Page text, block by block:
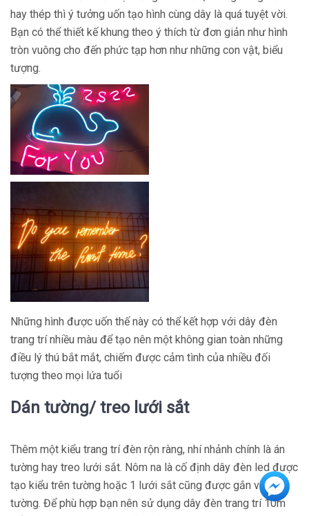
hay thép thì ý tưởng uốn tạo hình cùng dây là quá tuyệt vời.
Bạn có thể thiết kế khung theo ý thích từ đơn giản như hình
tròn vuông cho đến phức tạp hơn như những con vật, biểu
tượng.
Những hình được uốn thế này có thể kết hợp với dây đèn
trang trí nhiều màu để tạo nên một không gian toàn những
điều lý thú bắt mắt, chiếm được cảm tình của nhiều đối
tượng theo mọi lứa tuổi
Dán tường/ treo lưới sắt
Thêm một kiểu trang trí đèn rộn ràng, nhí nhảnh chính là án
tường hay treo lưới sắt. Nôm na là cố định dây đèn led được
tạo kiểu trên tường hoặc 1 lưới sắt cũng được gắn vào
tường. Để phù hợp bạn nên sử dụng dây đèn trang trí 10m